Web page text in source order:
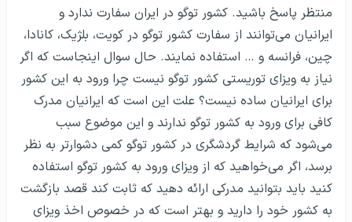
منتظر پاسخ باشید. کشور توگو در ایران سفارت ندارد و
ایرانیان می‌توانند از سفارت کشور توگو در کویت، بلژیک، کانادا‌،
چین، فرانسه و … استفاده نمایند. حال سوال اینجاست که اگر
نیاز به ویزای توریستی کشور توگو نیست چرا ورود به این کشور
برای ایرانیان ساده نیست؟ علت این است که ایرانیان مدرک
کافی برای ورود به کشور توگو ندارند و این موضوع سبب
می‌شود که شرایط گردشگری در کشور توگو کمی دشوار‌تر به نظر
برسد، اگر می‌خواهید که از ویزای ورود به کشور توگو استفاده
کنید باید بتوانید مدرکی ارائه دهید که ثابت کند قصد بازگشت
به کشور خود را دارید و بهتر است که در خصوص اخذ ویزای